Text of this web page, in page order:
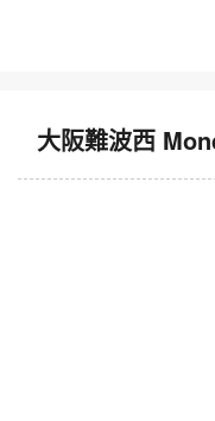
大阪難波西